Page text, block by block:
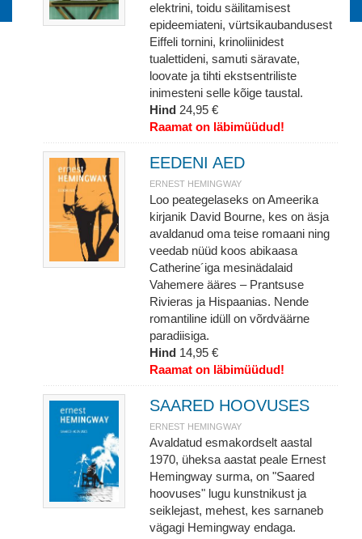
elektrini, toidu säilitamisest
epideemiateni, vürtsikaubandusest
Eiffeli tornini, krinoliinidest
tualettideni, samuti säravate,
loovate ja tihti ekstsentriliste
inimesteni selle kõige taustal.
Hind 24,95 €
Raamat on läbimüüdud!
EEDENI AED
ERNEST HEMINGWAY
Loo peategelaseks on Ameerika
kirjanik David Bourne, kes on äsja
avaldanud oma teise romaani ning
veedab nüüd koos abikaasa
Catherine´iga mesinädalaid
Vahemere ääres – Prantsuse
Rivieras ja Hispaanias. Nende
romantiline idüll on võrdväärne
paradiisiga.
Hind 14,95 €
Raamat on läbimüüdud!
SAARED HOOVUSES
ERNEST HEMINGWAY
Avaldatud esmakordselt aastal
1970, üheksa aastat peale Ernest
Hemingway surma, on "Saared
hoovuses" lugu kunstnikust ja
seiklejast, mehest, kes sarnaneb
vägagi Hemingway endaga.